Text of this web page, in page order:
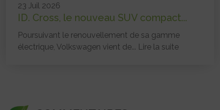
23 Juil 2026
ID. Cross, le nouveau SUV compact...
Poursuivant le renouvellement de sa gamme
électrique, Volkswagen vient de... Lire la suite